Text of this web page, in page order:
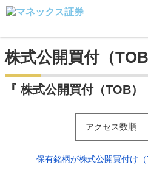
株式公開買付（TOB
『 株式公開買付（TOB
アクセス数順
保有銘柄が株式公開買付け